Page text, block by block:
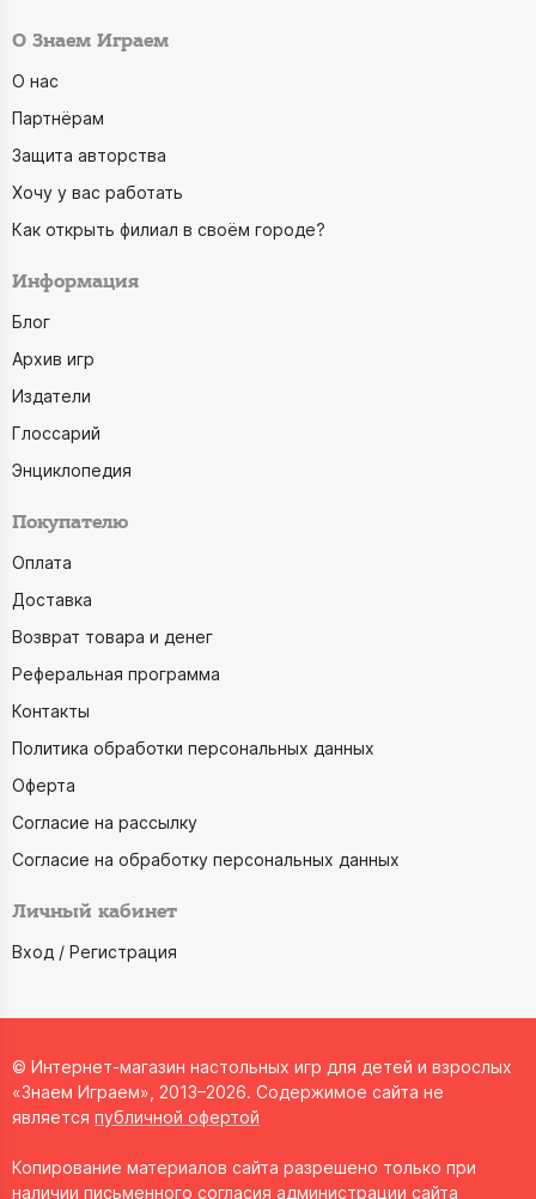
О Знаем Играем
О нас
Партнёрам
Защита авторства
Хочу у вас работать
Как открыть филиал в своём городе?
Информация
Блог
Архив игр
Издатели
Глоссарий
Энциклопедия
Покупателю
Оплата
Доставка
Возврат товара и денег
Реферальная программа
Контакты
Политика обработки персональных данных
Оферта
Согласие на рассылку
Согласие на обработку персональных данных
Личный кабинет
Вход / Регистрация
© Интернет-магазин настольных игр для детей и взрослых
«Знаем Играем», 2013–2026. Содержимое сайта не
является публичной офертой
Копирование материалов сайта разрешено только при
наличии письменного согласия администрации сайта